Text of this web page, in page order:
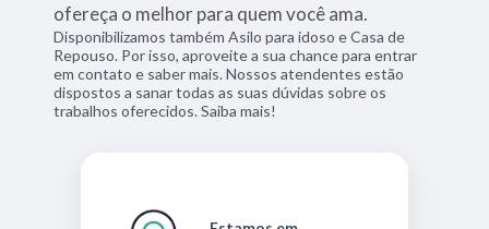
ofereça o melhor para quem você ama.
Disponibilizamos também Asilo para idoso e Casa de
Repouso. Por isso, aproveite a sua chance para entrar
em contato e saber mais. Nossos atendentes estão
dispostos a sanar todas as suas dúvidas sobre os
trabalhos oferecidos. Saiba mais!